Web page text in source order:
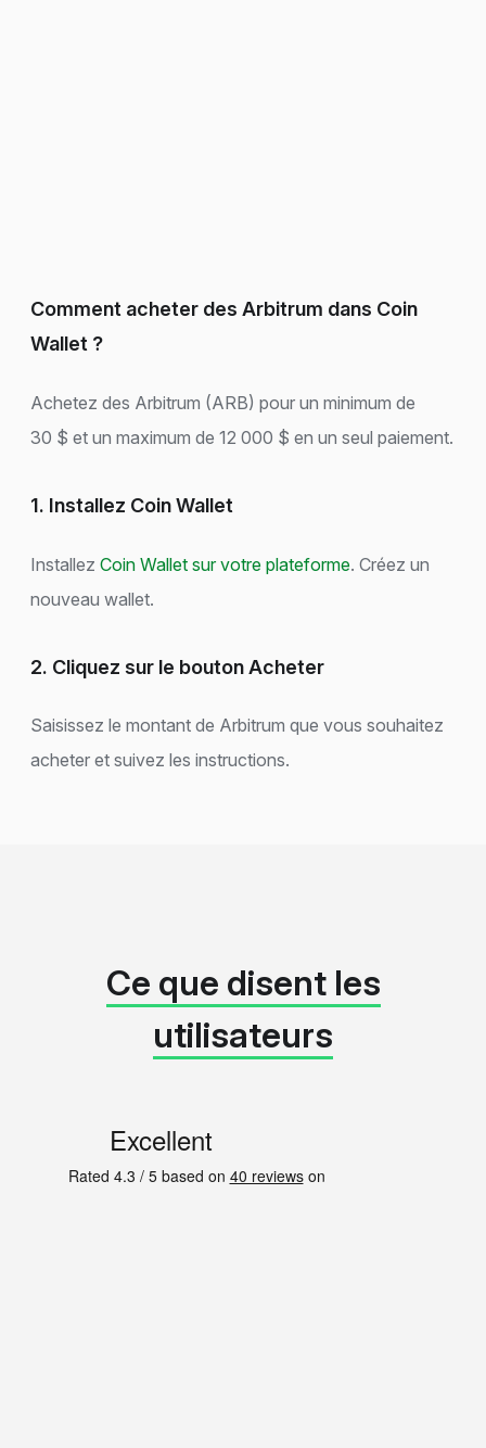
Comment acheter des Arbitrum dans Coin
Wallet ?
Achetez des Arbitrum (ARB) pour un minimum de
30 $ et un maximum de 12 000 $ en un seul paiement.
1. Installez Coin Wallet
Installez Coin Wallet sur votre plateforme. Créez un
nouveau wallet.
2. Cliquez sur le bouton Acheter
Saisissez le montant de Arbitrum que vous souhaitez
acheter et suivez les instructions.
Ce que disent les
utilisateurs